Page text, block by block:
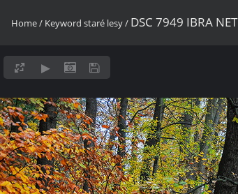
Home/ Keyword staré lesy/ DSC 7949 IBRA NET